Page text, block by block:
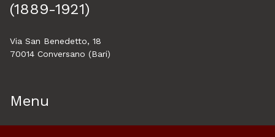
(1889-1921)
Via San Benedetto, 18
70014 Conversano (Bari)
Menu